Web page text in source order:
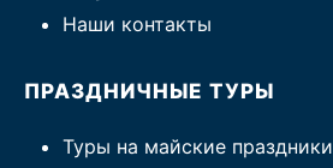
Наши контакты
ПРАЗДНИЧНЫЕ ТУРЫ
Туры на майские праздники